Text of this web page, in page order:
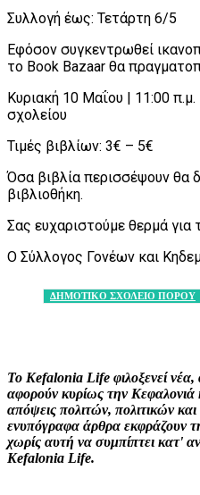
Συλλογή έως: Τετάρτη 6/5
Εφόσον συγκεντρωθεί
το Book Bazaar θα
Κυριακή 10 Μαΐου | 11:00
σχολείου
Τιμές βιβλίων: 3€ – 5€
Όσα βιβλία περισσέψουν θα
βιβλιοθήκη.
Σας ευχαριστούμε θερμά για
Ο Σύλλογος Γονέων και
ΔΗΜΟΤΙΚΟ ΣΧΟΛΕΙΟ ΠΟΡΟΥ
Το Kefalonia Life φιλοξενεί
αφορούν κυρίως την
απόψεις πολιτών, πολιτικών
ενυπόγραφα άρθρα εκφράζουν
χωρίς αυτή να συμπίπτει κατ'
Kefalonia Life.